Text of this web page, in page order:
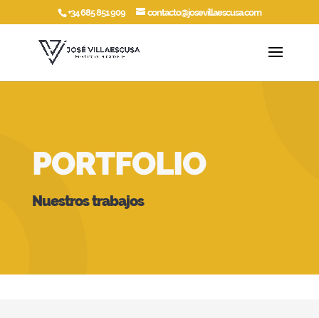
+34 685 851 909 contacto@josevillaescusa.com
PORTFOLIO
Nuestros trabajos